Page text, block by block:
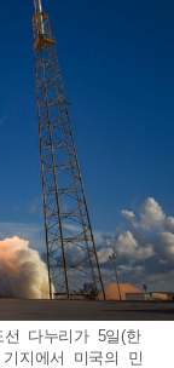
다누리가 5일(한
지에서 미국의 민